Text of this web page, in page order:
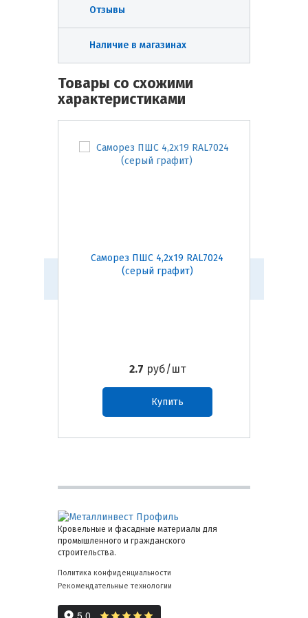
Отзывы
Наличие в магазинах
Товары со схожими
характеристиками
Саморез ПШС 4,2х19 RAL7024
(серый графит)
2.7 руб/шт
Купить
Кровельные и фасадные материалы для
промышленного и гражданского
строительства.
Политика конфиденциальности
Рекомендательные технологии